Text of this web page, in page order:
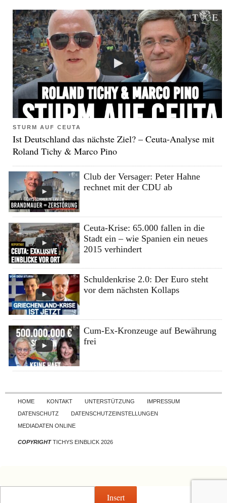
STURM AUF CEUTA
Ist Deutschland das nächste Ziel? – Ceuta-Analyse mit
Roland Tichy & Marco Pino
Club der Versager: Peter Hahne
rechnet mit der CDU ab
Ceuta-Krise: 65.000 fallen in die
Stadt ein – wie Spanien ein neues
2015 verhindert
Schuldenkrise 2.0: Der Euro steht
vor dem nächsten Kollaps
Cum-Ex-Kronzeuge auf Bewährung
frei
Skip to content
HOME KONTAKT UNTERSTÜTZUNG
IMPRESSUM
DATENSCHUTZ
DATENSCHUTZEINSTELLUNGEN
MEDIADATEN ONLINE
COPYRIGHTTICHYS EINBLICK 2026
Insert